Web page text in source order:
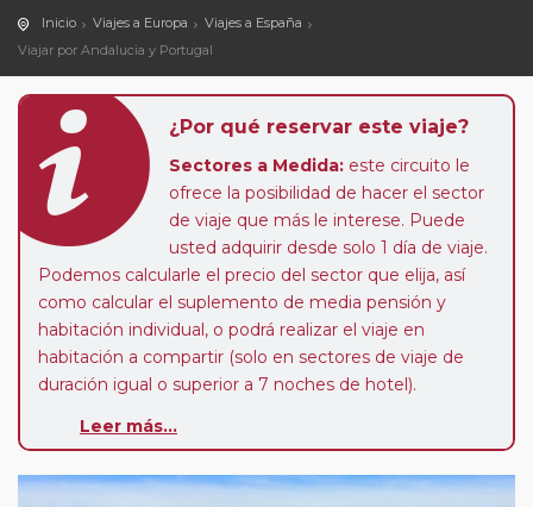
Inicio Viajes a Europa
Viajes a España
Viajar por Andalucia y Portugal
¿Por qué reservar este viaje?
Sectores a Medida: este circuito le
ofrece la posibilidad de hacer el sector
de viaje que más le interese. Puede
usted adquirir desde solo 1 día de viaje.
Podemos calcularle el precio del sector que elija, así
como calcular el suplemento de media pensión y
habitación individual, o podrá realizar el viaje en
habitación a compartir (solo en sectores de viaje de
duración igual o superior a 7 noches de hotel).
Paradas en Ruta:
su viaje, en la ciudad que desee por período de 1, 3, 4 o
Leer más...